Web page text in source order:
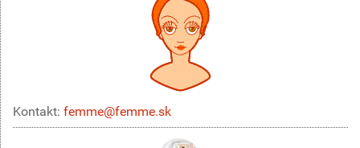
Kontakt: femme@femme.sk